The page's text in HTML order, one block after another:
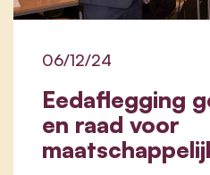
Eedaflegging
en raad voor
06/12/24